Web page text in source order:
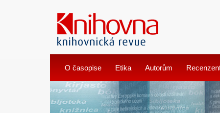
O časopise Etika Autorům